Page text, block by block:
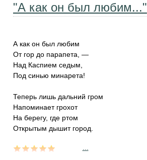
"А как он был любим..."
А как он был любим
От гор до парапета, —
Над Каспием седым,
Под синью минарета!
Теперь лишь дальний гром
Напоминает грохот
На берегу, где ртом
Открытым дышит город.